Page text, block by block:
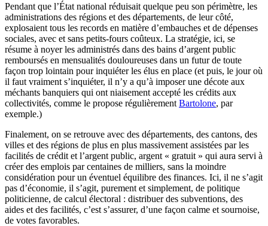
Pendant que l’État national réduisait quelque peu son périmètre, les
administrations des régions et des départements, de leur côté,
explosaient tous les records en matière d’embauches et de dépenses
sociales, avec et sans petits-fours coûteux. La stratégie, ici, se
résume à noyer les administrés dans des bains d’argent public
remboursés en mensualités douloureuses dans un futur de toute
façon trop lointain pour inquiéter les élus en place (et puis, le jour où
il faut vraiment s’inquiéter, il n’y a qu’à imposer une décote aux
méchants banquiers qui ont niaisement accepté les crédits aux
collectivités, comme le propose régulièrement Bartolone, par
exemple.)
Finalement, on se retrouve avec des départements, des cantons, des
villes et des régions de plus en plus massivement assistées par les
facilités de crédit et l’argent public, argent « gratuit » qui aura servi à
créer des emplois par centaines de milliers, sans la moindre
considération pour un éventuel équilibre des finances. Ici, il ne s’agit
pas d’économie, il s’agit, purement et simplement, de politique
politicienne, de calcul électoral : distribuer des subventions, des
aides et des facilités, c’est s’assurer, d’une façon calme et sournoise,
de votes favorables.